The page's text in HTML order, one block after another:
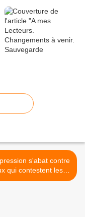
s'abat contre
qui contestent les
effets de la crise >